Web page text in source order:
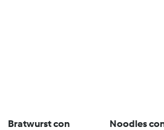
Bratwurst con
Noodles